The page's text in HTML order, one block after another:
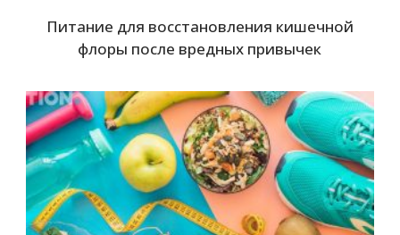
Питание для восстановления кишечной
флоры после вредных привычек